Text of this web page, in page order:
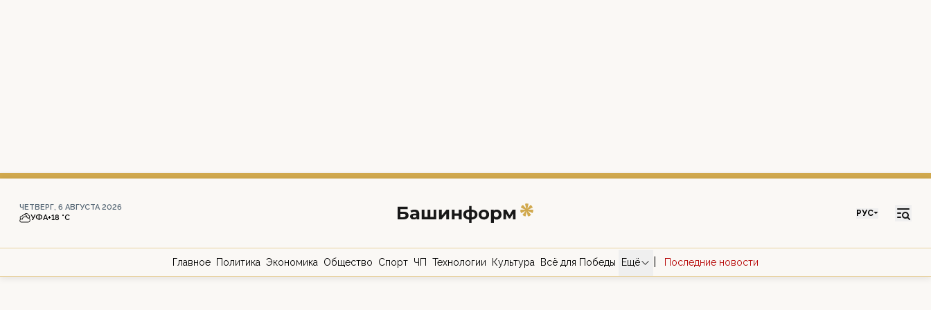
ЧЕТВЕРГ, 6 АВГУСТА 2026
УФА+18 °С РУС
Главное Политика Экономика Общество Спорт ЧП Технологии Культура Всё для Победы Ещё Последние новости